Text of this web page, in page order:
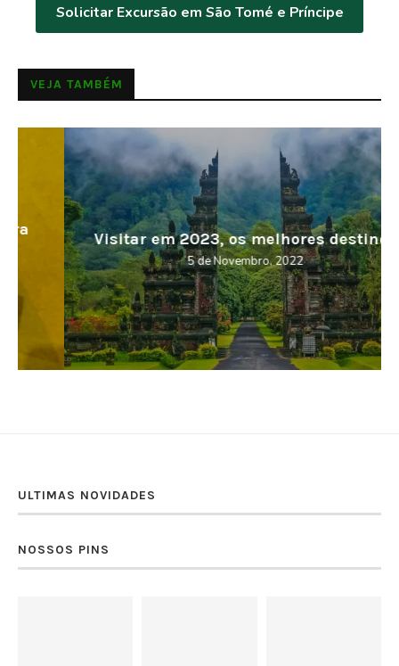
Solicitar Excursão em São Tomé e Príncipe
VEJA TAMBÉM
Visitar em 2023, os melhores destinos
5 de Novembro, 2022
ULTIMAS NOVIDADES
NOSSOS PINS